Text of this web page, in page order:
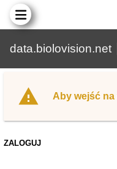
data.biolovision.net
Aby wejść
ZALOGUJ